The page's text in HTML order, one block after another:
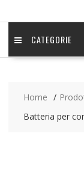
CATEGORIE
Home
Batteria per